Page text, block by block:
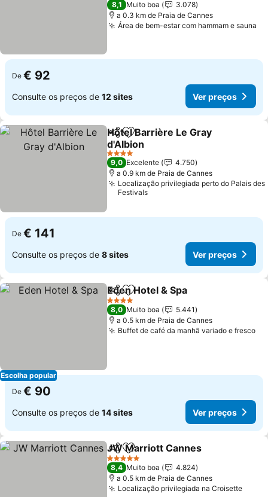
8,1 Muito boa
3.078
a 0.3 km de Praia de Cannes
Área de bem-estar com hammam e sauna
De € 92
Consulte os preços de 12 sites Ver preços
PartilharAdicionar aos favoritos
Hôtel Barrière Le Gray
d'Albion
Ver preços
4 Estrelas
9,0 Excelente
4.750
a 0.9 km de Praia de Cannes
Localização privilegiada perto do Palais des
Festivals
De € 141
Consulte os preços de 8 sites Ver preços
Escolha popular
PartilharAdicionar aos favoritos
Eden Hotel & Spa
4 Estrelas
8,0 Muito boa
5.441
a 0.5 km de Praia de Cannes
Buffet de café da manhã variado e fresco
De € 90
Consulte os preços de 14 sites Ver preços
PartilharAdicionar aos favoritos
JW Marriott Cannes
5 Estrelas
8,4 Muito boa
4.824
a 0.5 km de Praia de Cannes
Localização privilegiada na CroisetteVer